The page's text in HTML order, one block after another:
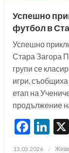
Успешно
футбол в
Успешно
Стара Загора
групи се
игри,
етап на
продължение
Posted
13.03.2026